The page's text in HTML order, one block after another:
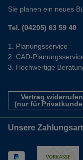
Sie planen ein neues
Tel. (04205) 63 59 40
Planungsservice
CAD-
Hochwertige
Vertrag widerrufen
(nur für
Unsere